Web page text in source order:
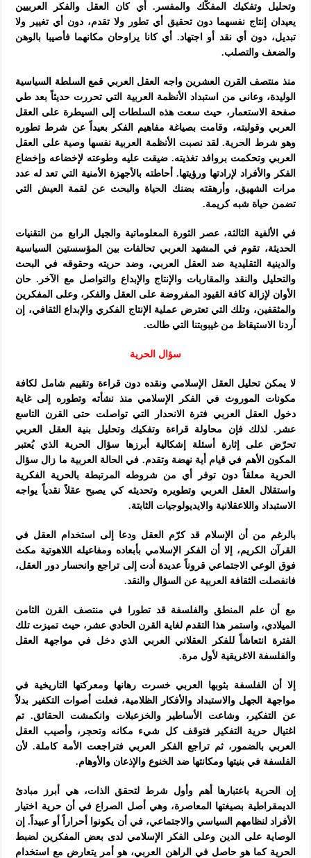
وتحليل وتفكيك المفكّك والمفسر. أي كان العقل والفكر العربيين
يعيدان إنتاج نفسهما دون تحقيق أي تطور ولا تقدم، دون أي تغيير ولا
تبديل، دون أي نقد أو اجتهاد. أي كانا يراوحان مكانهما فأصيبا بالوهن
والضعف والتصلب.
منذ منتصف القرن العشرين واجه العقل العربي قمع السلطة السياسية
الوليدة، وعانى من استبداد الأنظمة العربية التي تحررت حديثاً بعد طي
صفحة الاستعمار، حيث سعت هذه السلطات إلى السيطرة على العقل
العربي وقولبته، وقامت بصياغة مفاهيم الفكر بعيداً عن شرط تطوره
وهو شرط الحرية. لقد نصبت الأنظمة العربية نفسها وصية على العقل
العربي وتحكمت بروافد تغذيته. ضيقت عليه وطوعته لإخضاعه وإخضاع
الفكر والأفراد لإرادتها ورؤيتها. أحاطته بالأجهزة الأمنية التي تعد له عدد
مرات الشهيق، وأرهقته بضنك الحياة والبحث عن لقمة العيش التي
تضمن حياة شبه كريمة.
في الألفية الثالثة، عصر الثورة المعلوماتية والجيل الرابع من التقنيات
الحديثة، تقوم في المشهد العربي تحالفات بين المؤسستين السياسية
والدينية التقليدية ضد العقل العربي، وضد حريته وحقوقه في البحث
والتحليل والنقد والمقاربات والإنتاج والإبداع والتواصل مع الآخر. حان
الأوان لإزالة كافة القيود المفروضة على العقل والفكر، وعلى المفكرين
والمثقفين، وتلك التي تعترض عملية الإنتاج الفكري والإبداع الثقافي، إن
أردنا الاستيقاظ من غيبوبتنا التي طالت.
سؤال الحرية
لا يمكن تحليل العقل الإسلامي ونقده دون قراءة وتقييم شامل لكافة
مكونات الموروث في الفكر الإسلامي منذ نشأته وتطوره إلى غاية
دخول العقل العربي فترة الانحدار التي تواصلت حتى القرن التاسع
عشر. لذلك فإن محاولة قراءة وتفكيك وتحليل بنية العقل العربي
تحرّض على إثارة أسئلة إشكالية أبرزها سؤال الحرية الذي يُعتبر
المكون الأهم في قيام أية نهضة وتقدم. في الحالة العربية ما زال سؤال
الحرية معلقاً دون توفر أي من شروطه المرتبطة بالحرية الفكرية
واستقلال العقل العربي وتطويره وتحديثه كي يصبح عقلاً نقدياً يواجه
الاستبداد واللاعقلانية والايديولوجيات الثابتة.
بالرغم من أن الإسلام قد كرّم العقل ودعا إلى استخدام العقل في
القرآن الكريم، إلا أن الفكر الإسلامي بأبعاده ومفاعيله اللاهوتية مكث
فوق الوعي الاجتماعي قروناً عديدة أدت إلى تراجع وانحسار دور العقل،
فانفصلت الثقافة العربية عن السؤال والنقد.
مع أن علم المنطق والفلسفة قد تطورا في منتصف القرن الثامن
الميلادي، واستمر هذا التقدم لغاية القرن الحادي عشر، حيث تميزت تلك
الفترة انتعاشاً للفكر العقلاني العربي الذي دخل في مواجهة العقل
والفلسفة الاغريقية لأول مرة.
إلا أن الفلسفة بثوبها العربي خسرت رهانها ومعركتها التاريخية في
مواجهة الجهل والاستبداد والأفكار الظلامية، فعلت أصوات التكفير بدلاً
عن التفكير، وشاعت الأساطير والخزعبلات وانكمشت الحقائق. تم
اغتيال حرية التفكير فتوقف كل شيء مكانه وتحجر، وأصيب العقل
العربي بالضمور، ثم تراجع الفكر العربي فتراجعت الأمة كاملة. لأن
الفلسفة في بنيتها ومكانتها ضد الخنوع والإذعان والأوهام.
إن الحرية باعتبارها أهم وأول شرط لتحقق الذات، هي أبرز مبادئ
الديمقراطية بصيغتها المعاصرة، وهي أصل الصراع في أن حرية اختيار
الأفراد لنظامهم السياسي والاجتماعي، في أن يكونوا أحراراً أو عبيداً. إن
الوصاية على الدين وعلى الفكر الإسلامي لدى بعض المفكرين لضبط
الحرية كما هو حاصل في الراهن العربي، هو أمر يتعارض مع استخدام